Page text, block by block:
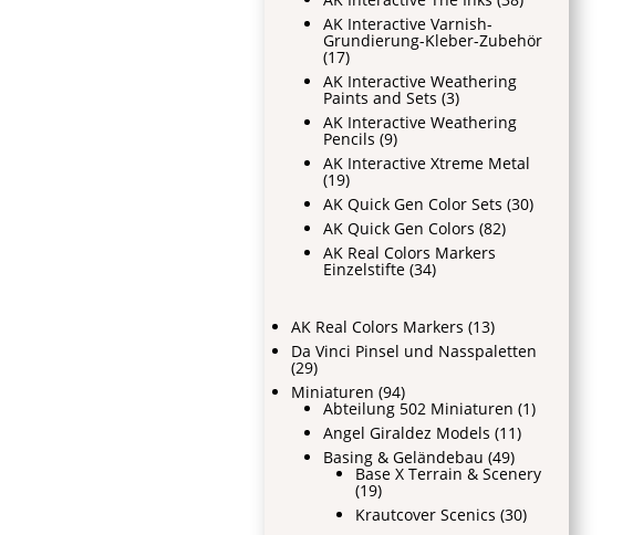
AK Interactive Varnish-
Grundierung-Kleber-Zubehör
(17)
AK Interactive Weathering
Paints and Sets (3)
AK Interactive Weathering
Pencils (9)
AK Interactive Xtreme Metal
(19)
AK Quick Gen Color Sets (30)
AK Quick Gen Colors (82)
AK Real Colors Markers
Einzelstifte (34)
AK Real Colors Markers (13)
Da Vinci Pinsel und Nasspaletten
(29)
Miniaturen (94)
Abteilung 502 Miniaturen (1)
Angel Giraldez Models (11)
Basing & Geländebau (49)
Base X Terrain & Scenery
(19)
Krautcover Scenics (30)